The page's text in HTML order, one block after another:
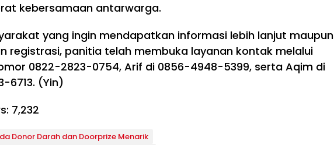
kebersamaan antarwarga.
yang ingin mendapatkan informasi lebih lanjut maupun
registrasi, panitia telah membuka layanan kontak melalui
0822-2823-0754, Arif di 0856-4948-5399, serta Aqim di
6713. (Yin)
7,232
Donor Darah dan Doorprize Menarik